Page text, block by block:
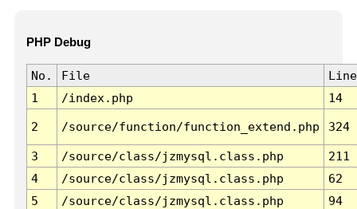
PHP Debug
No. File
Line
1
/index.php 14
2 /source/function/function_extend.php 324
3 /source/class/jzmysql.class.php
211
4
/source/class/jzmysql.class.php
62
5
/source/class/jzmysql.class.php
94